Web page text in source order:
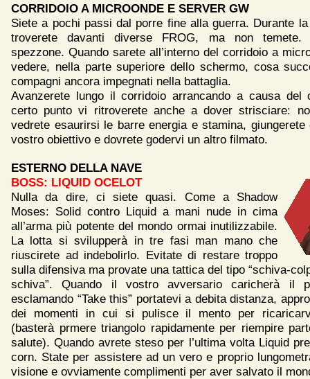
CORRIDOIO A MICROONDE E SERVER GW
Siete a pochi passi dal porre fine alla guerra. Durante
troverete davanti diverse FROG, ma non temete.
spezzone. Quando sarete all’interno del corridoio a
vedere, nella parte superiore dello schermo, cosa
compagni ancora impegnati nella battaglia.
Avanzerete lungo il corridoio arrancando a causa del
certo punto vi ritroverete anche a dover strisciare:
vedrete esaurirsi le barre energia e stamina, giungerete
vostro obiettivo e dovrete godervi un altro filmato.
ESTERNO DELLA NAVE
BOSS: LIQUID OCELOT
Nulla da dire, ci siete quasi. Come a Shadow
Moses: Solid contro Liquid a mani nude in cima
all’arma più potente del mondo ormai inutilizzabile.
La lotta si svilupperà in tre fasi man mano che
riuscirete ad indebolirlo. Evitate di restare troppo
sulla difensiva ma provate una tattica del tipo “schiva-
schiva”. Quando il vostro avversario caricherà il
esclamando “Take this” portatevi a debita distanza,
dei momenti in cui si pulisce il mento per
(basterà prmere triangolo rapidamente per riempire
salute). Quando avrete steso per l’ultima volta Liquid
corn. State per assistere ad un vero e proprio
visione e ovviamente complimenti per aver salvato il